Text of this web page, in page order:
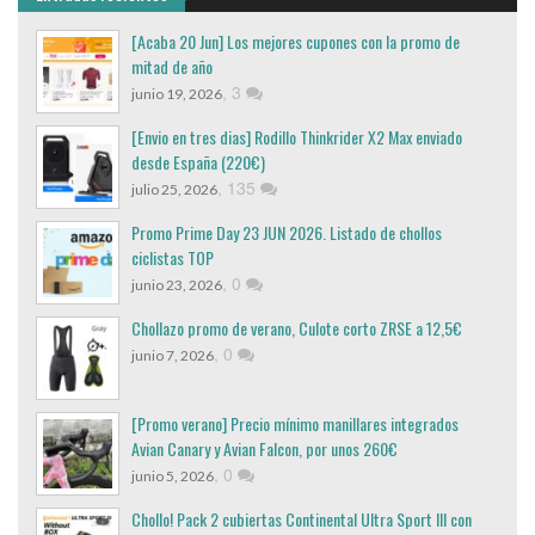
[Acaba 20 Jun] Los mejores cupones con la promo de
mitad de año
junio 19, 2026, 3
[Envio en tres dias] Rodillo Thinkrider X2 Max enviado
desde España (220€)
julio 25, 2026, 135
Promo Prime Day 23 JUN 2026. Listado de chollos
ciclistas TOP
junio 23, 2026, 0
Chollazo promo de verano, Culote corto ZRSE a 12,5€
junio 7, 2026, 0
[Promo verano] Precio mínimo manillares integrados
Avian Canary y Avian Falcon, por unos 260€
junio 5, 2026, 0
Chollo! Pack 2 cubiertas Continental Ultra Sport III con